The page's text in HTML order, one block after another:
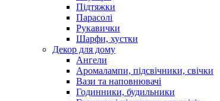
Підтяжки
Парасолі
Рукавички
Шарфи, хустки
Декор для дому
Ангели
Аромалампи, підсвічники, свічки
Вази та наповнювачі
Годинники, будильники